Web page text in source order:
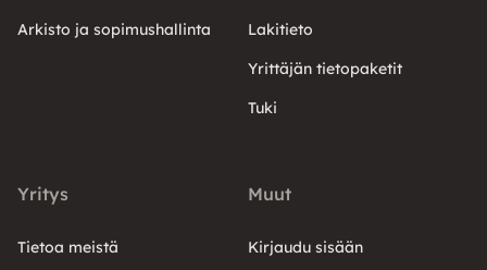
Arkisto ja sopimushallinta
Lakitieto
Yrittäjän tietopaketit
Tuki
Yritys
Tietoa meistä
Muut
Kirjaudu sisään